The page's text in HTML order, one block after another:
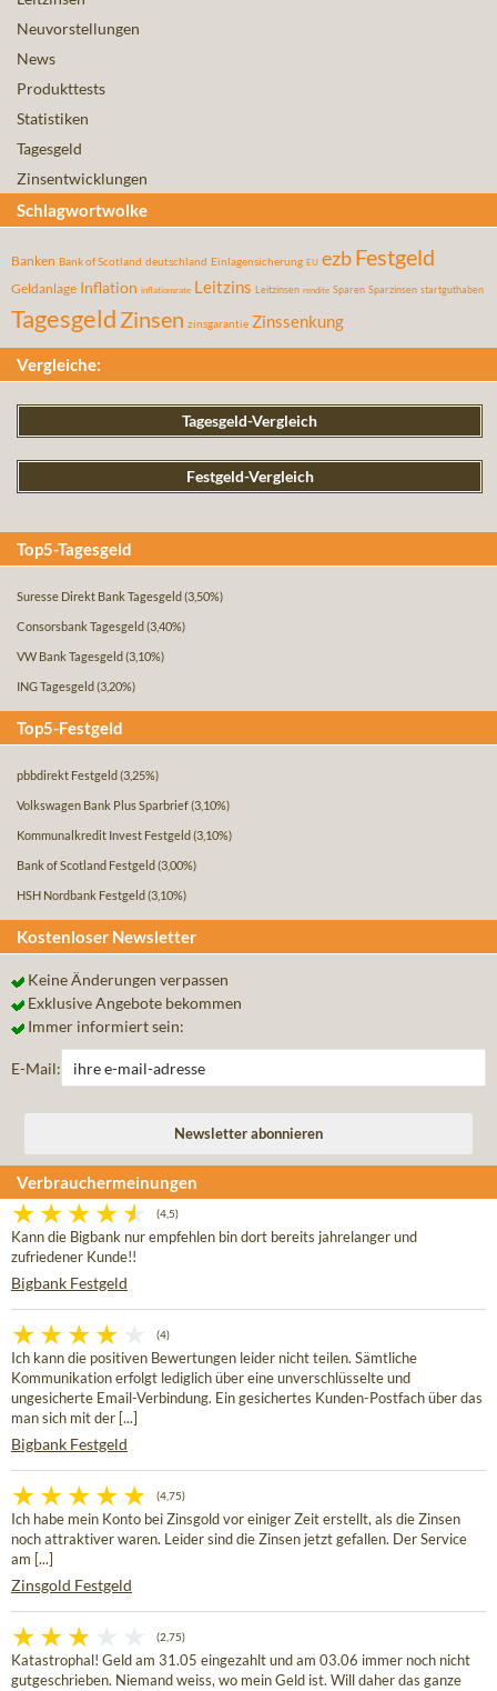
Neuvorstellungen
News
Produkttests
Statistiken
Tagesgeld
Zinsentwicklungen
Schlagwortwolke
Banken Bank of Scotland deutschland Einlagensicherung EU ezbFestgeld
Geldanlage Inflation inflationsrate Leitzins Leitzinsen rendite Sparen Sparzinsen startguthaben
Tagesgeld Zinsen zinsgarantie Zinssenkung
Vergleiche:
Tagesgeld-Vergleich
Festgeld-Vergleich
Top5-Tagesgeld
Suresse Direkt Bank Tagesgeld (3,50%)
Consorsbank Tagesgeld (3,40%)
VW Bank Tagesgeld (3,10%)
ING Tagesgeld (3,20%)
Top5-Festgeld
pbbdirekt Festgeld (3,25%)
Volkswagen Bank Plus Sparbrief(3,10%)
Kommunalkredit Invest Festgeld (3,10%)
Bank of Scotland Festgeld (3,00%)
HSH Nordbank Festgeld (3,10%)
Kostenloser Newsletter
Keine Änderungen verpassen
Exklusive Angebote bekommen
Immer informiert sein:
E-Mail:
Verbrauchermeinungen
(4,5)
Kann die Bigbank nur empfehlen bin dort bereits jahrelanger und
zufriedener Kunde!!
Bigbank Festgeld
(4)
Ich kann die positiven Bewertungen leider nicht teilen. Sämtliche
Kommunikation erfolgt lediglich über eine unverschlüsselte und
ungesicherte Email-Verbindung. Ein gesichertes Kunden-Postfach über das
man sich mit der [...]
Bigbank Festgeld
(4,75)
Ich habe mein Konto bei Zinsgold vor einiger Zeit erstellt, als die Zinsen
noch attraktiver waren. Leider sind die Zinsen jetzt gefallen. Der Service
am [...]
Zinsgold Festgeld
(2,75)
Katastrophal! Geld am 31.05 eingezahlt und am 03.06 immer noch nicht
gutgeschrieben. Niemand weiss, wo mein Geld ist. Will daher das ganze